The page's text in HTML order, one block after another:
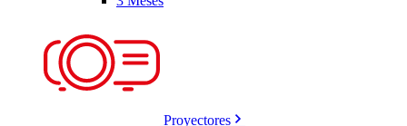
Proyectores